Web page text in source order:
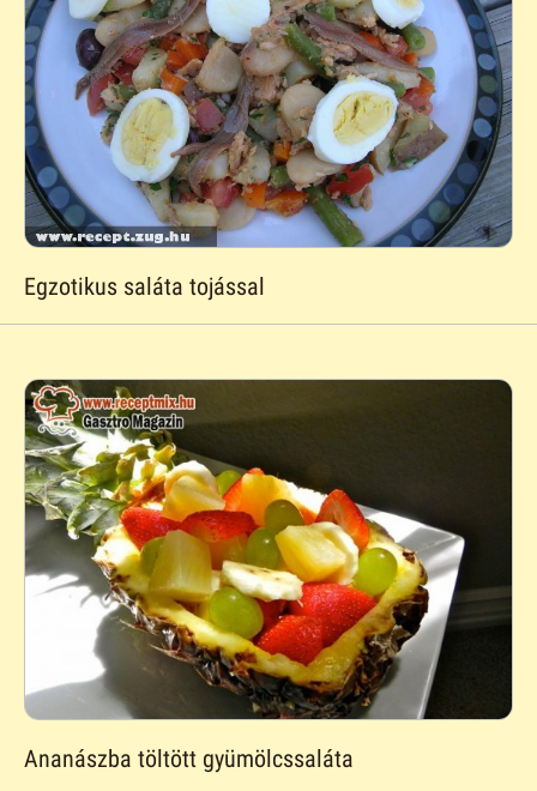
Egzotikus saláta tojással
Ananászba töltött gyümölcssaláta